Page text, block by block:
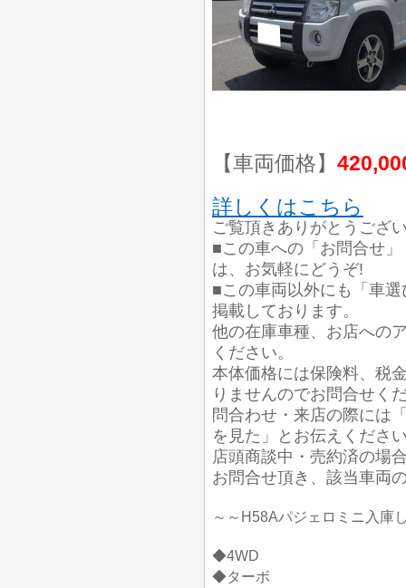
【車両価格】
詳しくはこちら
ご覧頂きありがとうござ
■この車への「お問合せ
は、お気軽にどうぞ!
■この車両以外にも「車
掲載しております。
他の在庫車種、お店への
ください。
本体価格には保険料、税
りませんのでお問合せく
問合わせ・来店の際には
を見た」とお伝えくださ
店頭商談中・売約済の場
お問合せ頂き、該当車両
～～H58Aパジェロミニ入庫
◆4WD
◆ターボ